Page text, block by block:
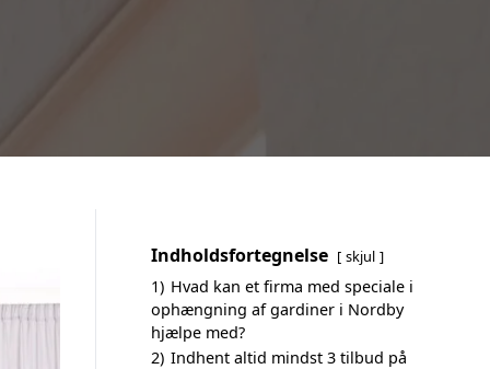
Indholdsfortegnelse skjul
1) Hvad kan et firma med speciale i
ophængning af gardiner i Nordby
hjælpe med?
2) Indhent altid mindst 3 tilbud på